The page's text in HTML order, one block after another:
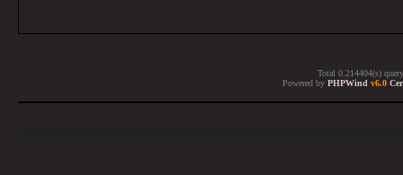
Total 0.214404(s)
Powered by PHPWind v6.0